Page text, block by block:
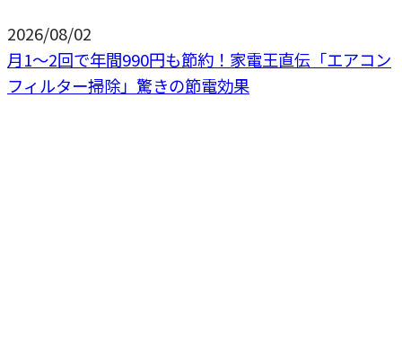
2026/08/02
月1〜2回で年間990円も節約！家電王直伝「エアコン
フィルター掃除」驚きの節電効果